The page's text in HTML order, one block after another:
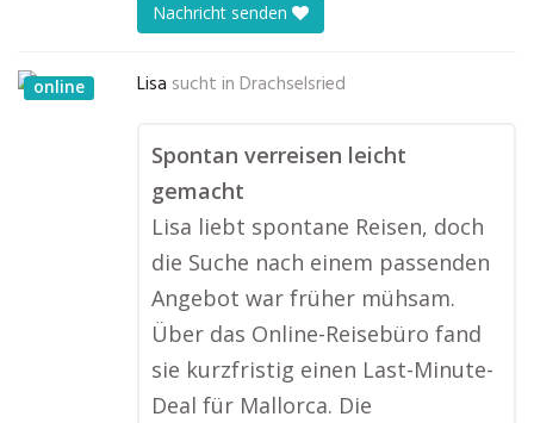
Nachricht senden
online Lisa sucht in Drachselsried
Spontan verreisen leicht
gemacht
Lisa liebt spontane Reisen, doch
die Suche nach einem passenden
Angebot war früher mühsam.
Über das Online-Reisebüro fand
sie kurzfristig einen Last-Minute-
Deal für Mallorca. Die